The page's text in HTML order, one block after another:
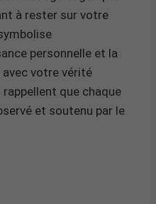
à rester sur votre
personnelle et la
votre vérité
que chaque
et soutenu par le